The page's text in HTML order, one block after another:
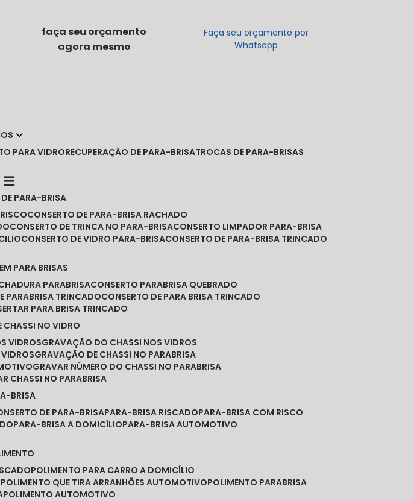
faça seu orçamento
agora mesmo
Faça seu orçamento por
Whatsapp
PARA VIDRO RECUPERAÇÃO DE PARA-BRISA TROCAS DE PARA-BRISAS
DE PARA-BRISA
CONSERTO DE PARA-BRISA RACHADO
CONSERTO DE TRINCA NO PARA-BRISA CONSERTO LIMPADOR PARA-BRISA
CONSERTO DE VIDRO PARA-BRISA CONSERTO DE PARA-BRISA TRINCADO
PARA BRISAS
PARABRISA CONSERTO PARABRISA QUEBRADO
PARABRISA TRINCADO
CONSERTO DE PARA BRISA TRINCADO
PARA BRISA TRINCADO
CHASSI NO VIDRO
VIDROS
GRAVAÇÃO DO CHASSI NOS VIDROS
VIDROS
GRAVAÇÃO DE CHASSI NO PARABRISA
GRAVAR NÚMERO DO CHASSI NO PARABRISA
CHASSI NO PARABRISA
BRISA
DE PARA-BRISA PARA-BRISA RISCADO PARA-BRISA COM RISCO
PARA-BRISA A DOMICÍLIO PARA-BRISA AUTOMOTIVO
POLIMENTO PARA CARRO A DOMICÍLIO
POLIMENTO QUE TIRA ARRANHÕES AUTOMOTIVO POLIMENTO PARABRISA
POLIMENTO AUTOMOTIVO